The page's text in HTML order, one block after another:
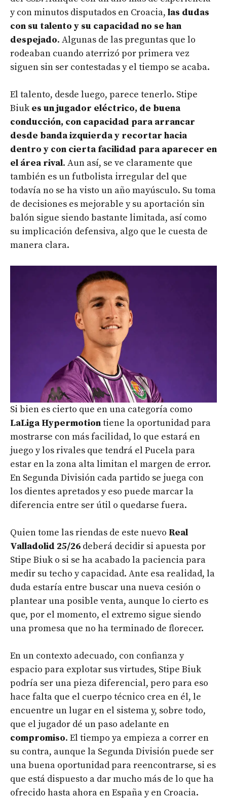
y con minutos disputados en Croacia, las dudas
con su talento y su capacidad no se han
despejado. Algunas de las preguntas que lo
rodeaban cuando aterrizó por primera vez
siguen sin ser contestadas y el tiempo se acaba.
El talento, desde luego, parece tenerlo. Stipe
Biuk es un jugador eléctrico, de buena
conducción, con capacidad para arrancar
desde banda izquierda y recortar hacia
dentro y con cierta facilidad para aparecer en
el área rival. Aun así, se ve claramente que
también es un futbolista irregular del que
todavía no se ha visto un año mayúsculo. Su toma
de decisiones es mejorable y su aportación sin
balón sigue siendo bastante limitada, así como
su implicación defensiva, algo que le cuesta de
manera clara.
Si bien es cierto que en una categoría como
LaLiga Hypermotiontiene la oportunidad para
mostrarse con más facilidad, lo que estará en
juego y los rivales que tendrá el Pucela para
estar en la zona alta limitan el margen de error.
En Segunda División cada partido se juega con
los dientes apretados y eso puede marcar la
diferencia entre ser útil o quedarse fuera.
Quien tome las riendas de este nuevo Real
Valladolid 25/26 deberá decidir si apuesta por
Stipe Biuk o si se ha acabado la paciencia para
medir su techo y capacidad. Ante esa realidad, la
duda estaría entre buscar una nueva cesión o
plantear una posible venta, aunque lo cierto es
que, por el momento, el extremo sigue siendo
una promesa que no ha terminado de florecer.
En un contexto adecuado, con confianza y
espacio para explotar sus virtudes, Stipe Biuk
podría ser una pieza diferencial, pero para eso
hace falta que el cuerpo técnico crea en él, le
encuentre un lugar en el sistema y, sobre todo,
que el jugador dé un paso adelante en
compromiso. El tiempo ya empieza a correr en
su contra, aunque la Segunda División puede ser
una buena oportunidad para reencontrarse, si es
que está dispuesto a dar mucho más de lo que ha
ofrecido hasta ahora en España y en Croacia.